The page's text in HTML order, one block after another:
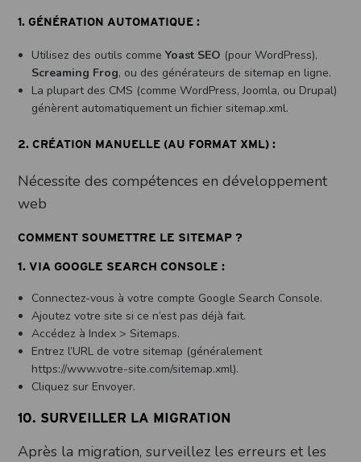
1.GÉNÉRATION AUTOMATIQUE :
Utilisez des outils commeYoast SEO (pour WordPress),
Screaming Frog, ou des générateurs de sitemap en ligne.
La plupart des CMS (comme WordPress, Joomla, ou Drupal)
génèrent automatiquement un fichier sitemap.xml.
2.CRÉATION MANUELLE (AU FORMAT XML) :
Nécessite des compétences en développement
web
COMMENT SOUMETTRE LE SITEMAP ?
1.VIA GOOGLE SEARCH CONSOLE :
Connectez-vous à votre compte Google Search Console.
Ajoutez votre site si ce n’est pas déjà fait.
Accédez à Index > Sitemaps.
Entrez l’URL de votre sitemap (généralement
https://www.votre-site.com/sitemap.xml).
Cliquez sur Envoyer.
10. SURVEILLER LA MIGRATION
Après la migration, surveillez les erreurs et les